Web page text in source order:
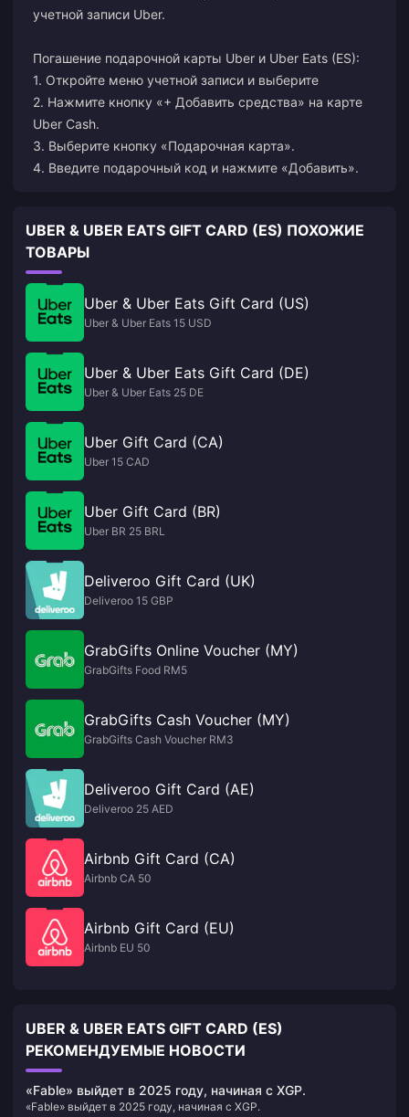
учетной записи Uber.
Погашение подарочной карты Uber и Uber Eats (ES):
1. Откройте меню учетной записи и выберите
2. Нажмите кнопку «+ Добавить средства» на карте
Uber Cash.
3. Выберите кнопку «Подарочная карта».
4. Введите подарочный код и нажмите «Добавить».
UBER & UBER EATS GIFT CARD (ES) ПОХОЖИЕ
ТОВАРЫ
Uber & Uber Eats Gift Card (US)
Uber & Uber Eats 15 USD
Uber & Uber Eats Gift Card (DE)
Uber & Uber Eats 25 DE
Uber Gift Card (CA)
Uber 15 CAD
Uber Gift Card (BR)
Uber BR 25 BRL
Deliveroo Gift Card (UK)
Deliveroo 15 GBP
GrabGifts Online Voucher (MY)
GrabGifts Food RM5
GrabGifts Cash Voucher (MY)
GrabGifts Cash Voucher RM3
Deliveroo Gift Card (AE)
Deliveroo 25 AED
Airbnb Gift Card (CA)
Airbnb CA 50
Airbnb Gift Card (EU)
Airbnb EU 50
UBER & UBER EATS GIFT CARD (ES)
РЕКОМЕНДУЕМЫЕ НОВОСТИ
«Fable» выйдет в 2025 году, начиная с XGP.
«Fable» выйдет в 2025 году, начиная с XGP.